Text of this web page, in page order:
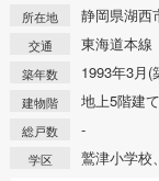
所在地 静岡県湖西
交通 東海道本
築年数 1993年3月(
建物階 地上5階建て
総戸数 -
学区 鷲津小学校